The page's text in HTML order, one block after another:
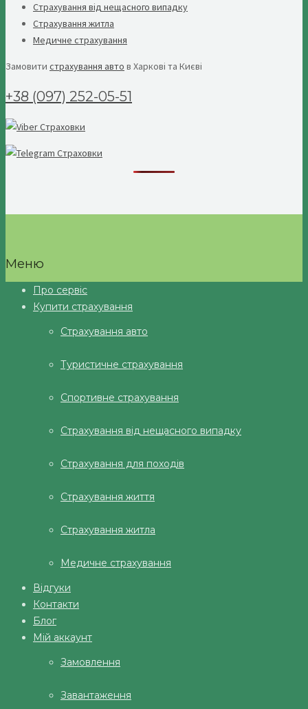
Страхування від нещасного випадку
Страхування житла
Медичне страхування
Замовити страхування авто в Харкові та Києві
+38 (097) 252-05-51
Меню
Про сервіс
Купити страхування
Страхування авто
Туристичне страхування
Спортивне страхування
Страхування від нещасного випадку
Страхування для походів
Страхування життя
Страхування житла
Медичне страхування
Відгуки
Контакти
Блог
Мій аккаунт
Замовлення
Завантаження